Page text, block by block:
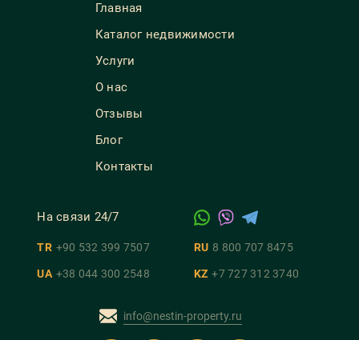
Главная
Каталог недвижимости
Услуги
О нас
Отзывы
Блог
Контакты
На связи 24/7
TR +90 532 399 7507 RU 8 800 707 8475
UA +38 044 300 2548 KZ +7 727 312 3740
info@nestin-property.ru